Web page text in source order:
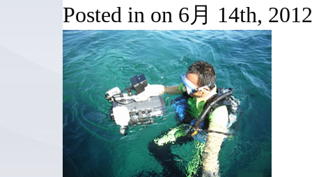
Posted in on 6月 14th,